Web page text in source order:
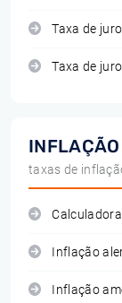
Taxa de
Taxa de
INFLAÇÃO
taxas de
Inflação
Inflação